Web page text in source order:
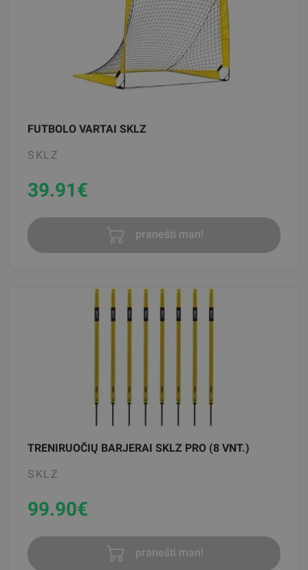
FUTBOLO VARTAI SKLZ
SKLZ
39.91€
pranešti man!
TRENIRUOČIŲ BARJERAI SKLZ PRO (8 VNT.)
SKLZ
99.90€
pranešti man!